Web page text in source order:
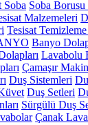
Soba Soba Borusu
Malzemeleri
Tesisat Temizleme
Banyo
Lavabolu
Çamaşır
Duş Sistemleri
Duş Setleri
Sürgülü Duş
Çanak